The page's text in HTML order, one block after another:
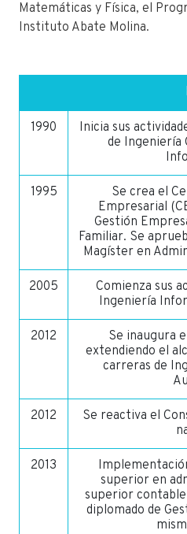
Matemáticas y Física, el
Instituto Abate Molina.
1990
Inicia sus
de Ingeniería
1995
Se crea el
Empresarial
Gestión
Familiar. Se
Magíster en
2005
Comienza sus
Ingeniería
2012
Se inaugura
extendiendo el
carreras de
2012
Se reactiva el
2013
superior en
superior contable
diplomado de